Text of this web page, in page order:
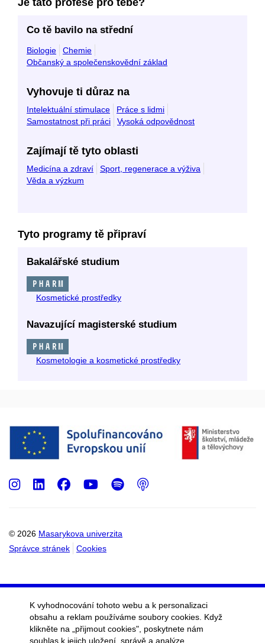
Co tě bavilo na střední
Biologie
Chemie
Občanský a společenskovědní základ
Vyhovuje ti důraz na
Intelektuální stimulace
Práce s lidmi
Samostatnost při práci
Vysoká odpovědnost
Zajímají tě tyto oblasti
Medicína a zdraví
Sport, regenerace a výživa
Věda a výzkum
Tyto programy tě připraví
Bakalářské studium
PHARM
Kosmetické prostředky
Navazující magisterské studium
PHARM
Kosmetologie a kosmetické prostředky
© 2026 Masarykova univerzita
Správce stránek
Cookies
Instagram
LinkedIn
Facebook
Youtube
Spotify
Podcast
K vyhodnocování tohoto webu a k personalizaci
obsahu a reklam používáme soubory cookies. Když
klikněte na „přijmout cookies", poskytnete nám
souhlas k jejich uložení, správě a analýze.